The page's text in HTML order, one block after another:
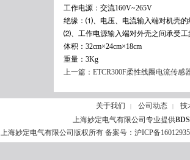
工作电源：交流160V~265V
绝缘：⑴、电压、电流输入端对机壳的
⑵、工作电源输入端对外壳之间承受
体积：32cm×24cm×18cm
重量：3Kg
上一篇： ETCR300F柔性线圈电流传感
关于我们 | 公司动态 |
技
上海妙定电气有限公司专业提供
上海妙定电气有限公司版权所有 备案号： 沪ICP备